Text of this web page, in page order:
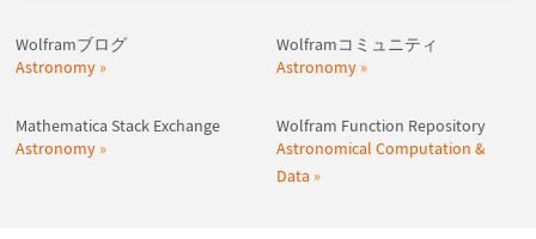
Wolframブログ
Astronomy
Wolframコミュニティ
Astronomy
Mathematica Stack Exchange
Astronomy
Wolfram Function Repository
Astronomical Computation &
Data